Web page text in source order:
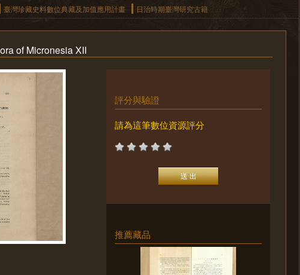
臺灣珍藏史料數位典藏及加值應用計畫 日治時期臺灣研究古籍
of Micronesia XII
評分與驗證
請為這筆數位資源評分
推薦藏品